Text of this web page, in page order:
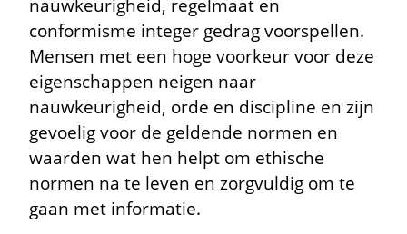
nauwkeurigheid, regelmaat en
conformisme integer gedrag voorspellen.
Mensen met een hoge voorkeur voor deze
eigenschappen neigen naar
nauwkeurigheid, orde en discipline en zijn
gevoelig voor de geldende normen en
waarden wat hen helpt om ethische
normen na te leven en zorgvuldig om te
gaan met informatie.